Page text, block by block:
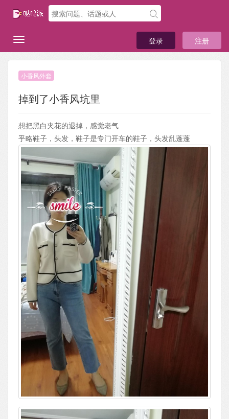
登录 注册
小香风外套
掉到了小香风坑里
想把黑白夹花的退掉，感觉老气
乎略鞋子，头发，鞋子是专门开车的鞋子，头发乱蓬蓬